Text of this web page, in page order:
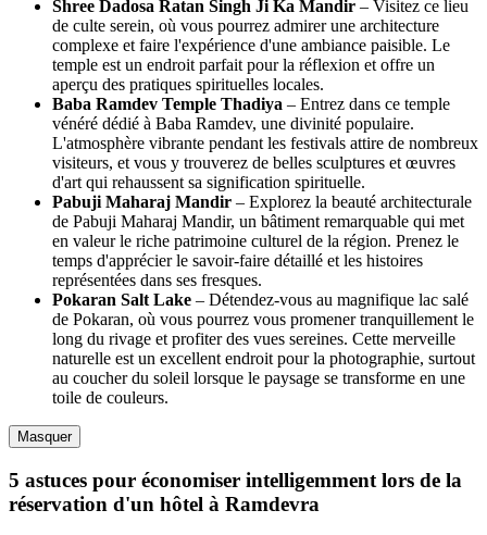
Shree Dadosa Ratan Singh Ji Ka Mandir – Visitez ce lieu
de culte serein, où vous pourrez admirer une architecture
complexe et faire l'expérience d'une ambiance paisible. Le
temple est un endroit parfait pour la réflexion et offre un
aperçu des pratiques spirituelles locales.
Baba Ramdev Temple Thadiya – Entrez dans ce temple
vénéré dédié à Baba Ramdev, une divinité populaire.
L'atmosphère vibrante pendant les festivals attire de nombreux
visiteurs, et vous y trouverez de belles sculptures et œuvres
d'art qui rehaussent sa signification spirituelle.
Pabuji Maharaj Mandir – Explorez la beauté architecturale
de Pabuji Maharaj Mandir, un bâtiment remarquable qui met
en valeur le riche patrimoine culturel de la région. Prenez le
temps d'apprécier le savoir-faire détaillé et les histoires
représentées dans ses fresques.
Pokaran Salt Lake – Détendez-vous au magnifique lac salé
de Pokaran, où vous pourrez vous promener tranquillement le
long du rivage et profiter des vues sereines. Cette merveille
naturelle est un excellent endroit pour la photographie, surtout
au coucher du soleil lorsque le paysage se transforme en une
toile de couleurs.
Masquer
5 astuces pour économiser intelligemment lors de la
réservation d'un hôtel à Ramdevra